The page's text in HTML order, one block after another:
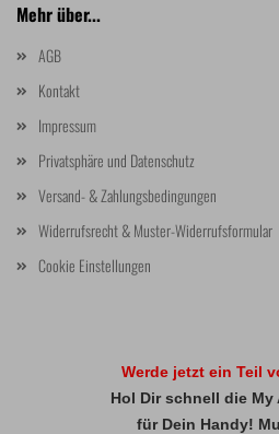
Mehr über...
AGB
Kontakt
Impressum
Privatsphäre und Datenschutz
Versand- & Zahlungsbedingungen
Widerrufsrecht & Muster-Widerrufsformular
Cookie Einstellungen
Werde jetzt ein Teil
Hol Dir schnell die My
für Dein Handy!